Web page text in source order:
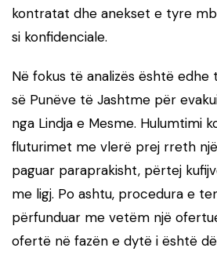
kontratat dhe anekset e tyre
si konfidenciale.
Në fokus të analizës është edhe
së Punëve të Jashtme për
nga Lindja e Mesme. Hulumtimi
fluturimet me vlerë prej rreth
paguar paraprakisht, përtej
me ligj. Po ashtu, procedura e
përfunduar me vetëm një
ofertë në fazën e dytë i është